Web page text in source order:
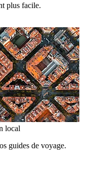
plus facile.
local
guides de voyage.